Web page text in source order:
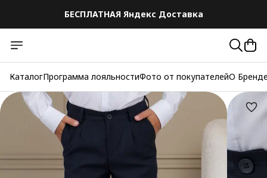
БЕСПЛАТНАЯ Яндекс Доставка
КаталогПрограмма лояльностиФото от покупателейО